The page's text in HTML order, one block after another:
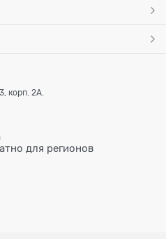
корп. 2А.
для регионов